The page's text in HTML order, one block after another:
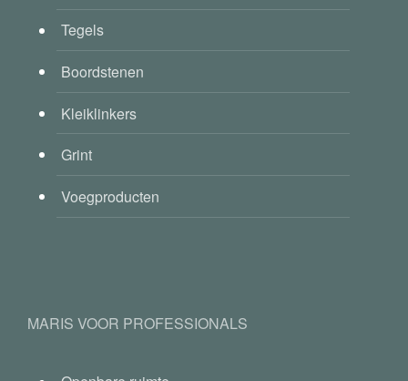
Tegels
Boordstenen
Kleiklinkers
Grint
Voegproducten
MARIS VOOR PROFESSIONALS